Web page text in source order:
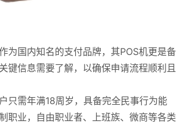
为国内知名的支付品牌，其POS机更是备
键信息需要了解，以确保申请流程顺利且
只需年满18周岁，具备完全民事行为能
职业，自由职业者、上班族、微商等各类